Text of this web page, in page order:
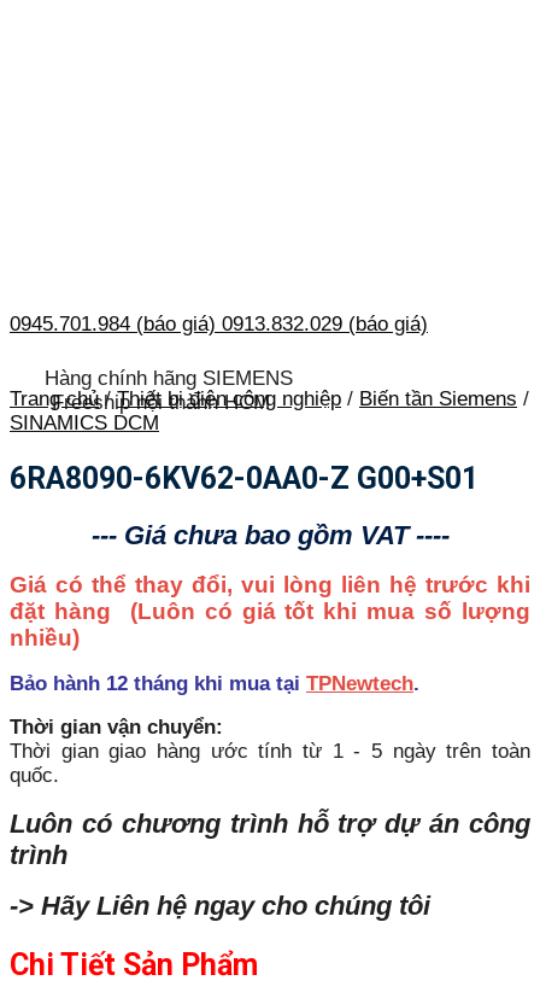
0945.701.984 (báo giá) 0913.832.029 (báo giá)
Hàng chính hãng SIEMENS
Freeship nội thành HCM
Trang chủ / Thiết bị điện công nghiệp / Biến tần Siemens /
SINAMICS DCM
6RA8090-6KV62-0AA0-Z G00+S01
--- Giá chưa bao gồm VAT ----
Giá có thể thay đổi, vui lòng liên hệ trước khi
đặt hàng (Luôn có giá tốt khi mua số lượng
nhiều)
Bảo hành 12 tháng khi mua tại TPNewtech.
Thời gian vận chuyển:
Thời gian giao hàng ước tính từ 1 - 5 ngày trên toàn
quốc.
Luôn có chương trình hỗ trợ dự án công
trình
-> Hãy Liên hệ ngay cho chúng tôi
Chi Tiết Sản Phẩm